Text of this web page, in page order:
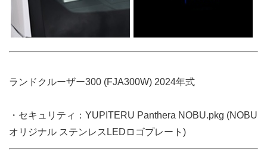
ランドクルーザー300 (FJA300W) 2024年式
・セキュリティ：YUPITERU Panthera NOBU.pkg (NOBU
オリジナル ステンレスLEDロゴプレート)